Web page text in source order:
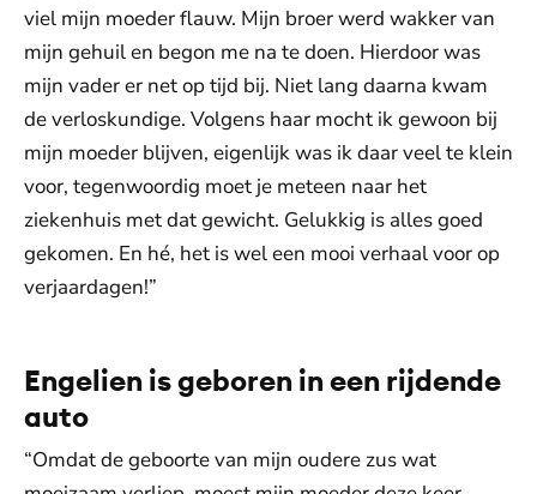
viel mijn moeder flauw. Mijn broer werd wakker van
mijn gehuil en begon me na te doen. Hierdoor was
mijn vader er net op tijd bij. Niet lang daarna kwam
de verloskundige. Volgens haar mocht ik gewoon bij
mijn moeder blijven, eigenlijk was ik daar veel te klein
voor, tegenwoordig moet je meteen naar het
ziekenhuis met dat gewicht. Gelukkig is alles goed
gekomen. En hé, het is wel een mooi verhaal voor op
verjaardagen!”
Engelien is geboren in een rijdende
auto
“Omdat de geboorte van mijn oudere zus wat